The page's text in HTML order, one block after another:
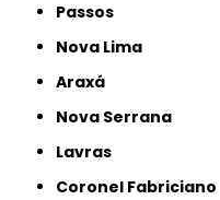
Passos
Nova Lima
Araxá
Nova Serrana
Lavras
Coronel Fabriciano